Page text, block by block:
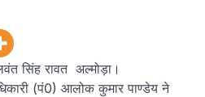
सिंह रावत अल्मोड़ा।
(पं0) आलोक कुमार पाण्डेय ने
उत्तराखण्ड
शिक्षा-स्वास्थ्य व्यवस्था पर फूटा
गुस्सा, मंत्री और सरकार का पुतला